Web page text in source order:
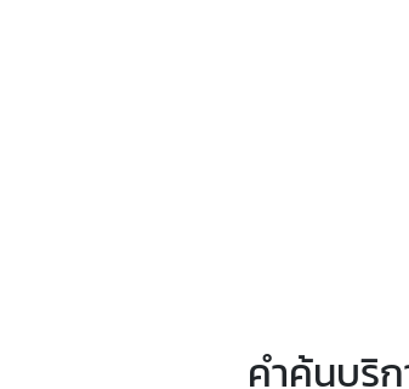
คำค้นบริก